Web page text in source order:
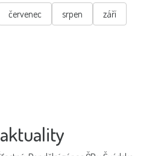
červenec srpen
září